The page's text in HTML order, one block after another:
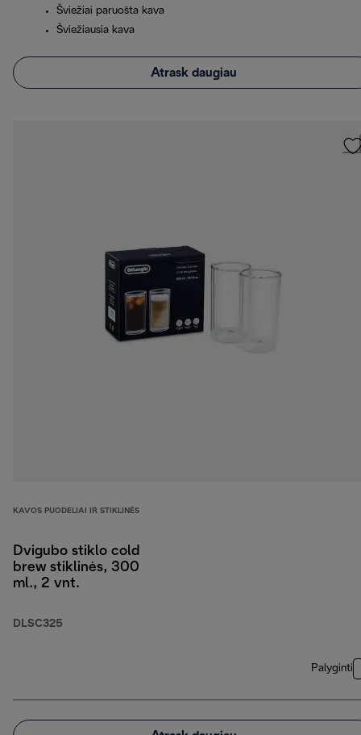
Šviežiai paruošta kava
Šviežiausia kava
Atrask daugiau
KAVOS PUODELIAI IR STIKLINĖS
Dvigubo stiklo cold
brew stiklinės, 300
ml., 2 vnt.
DLSC325
Palyginti